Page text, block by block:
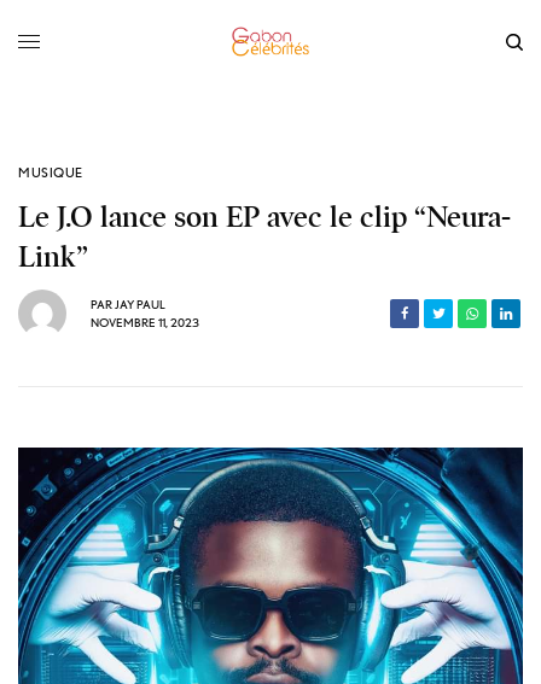
MUSIQUE
Le J.O lance son EP avec le clip “Neura-
Link”
PARJAY PAUL
NOVEMBRE 11, 2023